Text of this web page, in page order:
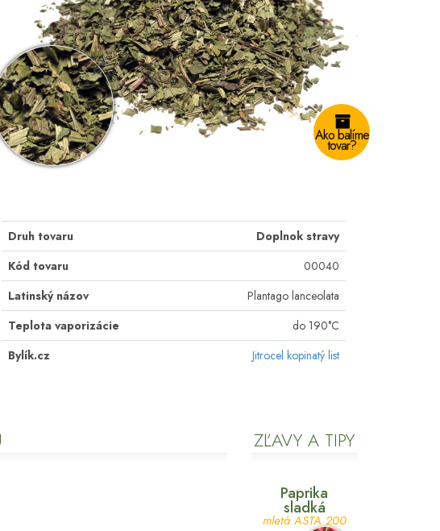
Ako balíme
tovar?
Druh tovaru
Doplnok stravy
Kód tovaru
00040
Latinský názov
Plantago lanceolata
Teplota vaporizácie
do 190°C
Bylík.cz
Jitrocel kopinatý list
ZĽAVY A TIPY
Paprika
sladká
mletá ASTA 200